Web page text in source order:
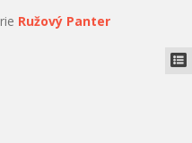
Ružový Panter